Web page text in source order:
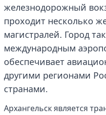
железнодорожный
проходит несколько
магистралей. Город
международным
обеспечивает
другими регионами
странами.
Архангельск является